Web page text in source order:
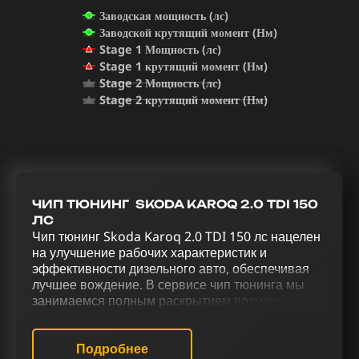
Заводская мощность (лс)
Заводской крутящий момент (Нм)
Stage 1 Мощность (лс)
Stage 1 крутящий момент (Нм)
Stage 2 Мощность (лс)
Stage 2 крутящий момент (Нм)
ЧИП ТЮНИНГ SKODA KAROQ 2.0 TDI 150
ЛС
Чип тюнинг Skoda Karoq 2.0 TDI 150 лс нацелен
на улучшение рабочих характеристик и
эффективности дизельного авто, обеспечивая
лучшее вождение. В сервисе чип тюнинга мы
занимаемся полным раскрытием возможностей
дизельного двигателя мы применяем чип тюнинг
(stage 1 и stage 2), отключаем AdBlue и EGR,
Подробнее